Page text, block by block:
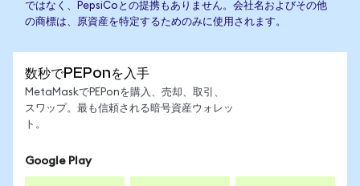
ではなく、PepsiCoとの提携もありません。会社名およびその他
の商標は、原資産を特定するためのみに使用されます。
数秒でPEPonを入手
MetaMaskでPEPonを購入、売却、取引、
スワップ。最も信頼される暗号資産ウォレッ
ト。
Google Play